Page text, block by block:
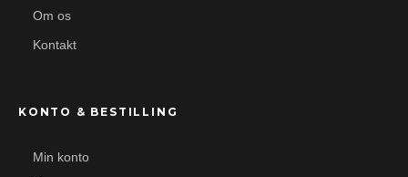
Om os
Kontakt
KONTO & BESTILLING
Min konto